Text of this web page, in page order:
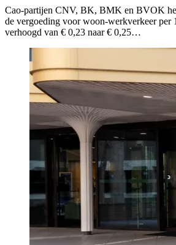
Cao-partijen CNV, BK, BMK en BVOK
de vergoeding voor woon-werkverkeer per
verhoogd van € 0,23 naar € 0,25…